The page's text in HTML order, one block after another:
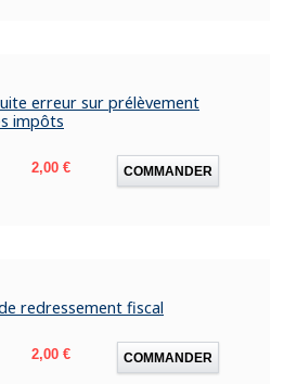
erreur sur prélèvement
impôts
Prix
2,00 € COMMANDER
redressement fiscal
Prix
2,00 € COMMANDER